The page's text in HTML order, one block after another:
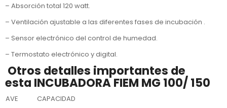
– Absorción total 120 watt.
– Ventilación ajustable a las diferentes fases de incubación .
– Sensor electrónico del control de humedad.
– Termostato electrónico y digital.
Otros detalles importantes de
esta INCUBADORA FIEM MG 100/ 150
AVE
CAPACIDAD